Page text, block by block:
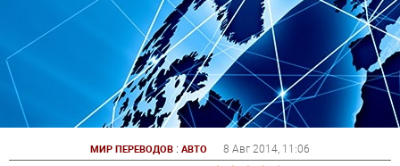
МИР ПЕРЕВОДОВ : АВТО 8 Авг 2014 , 11:06